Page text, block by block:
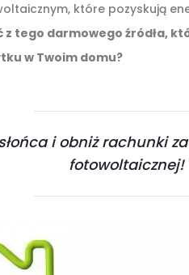
które pozyskują
tego darmowego źródła,
w Twoim domu?
i obniż rachunki
fotowoltaicznej!